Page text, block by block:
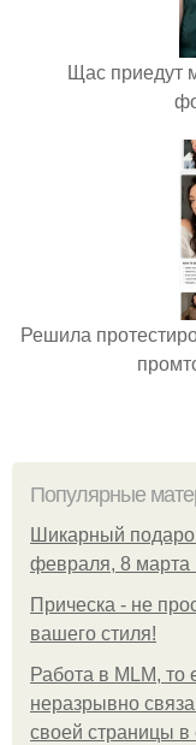
Щас приедут
Решила
Популярные
Шикарный
февраля, 8 марта
Прическа - не
вашего стиля!
Работа в MLM, то
неразрывно
своей страницы в